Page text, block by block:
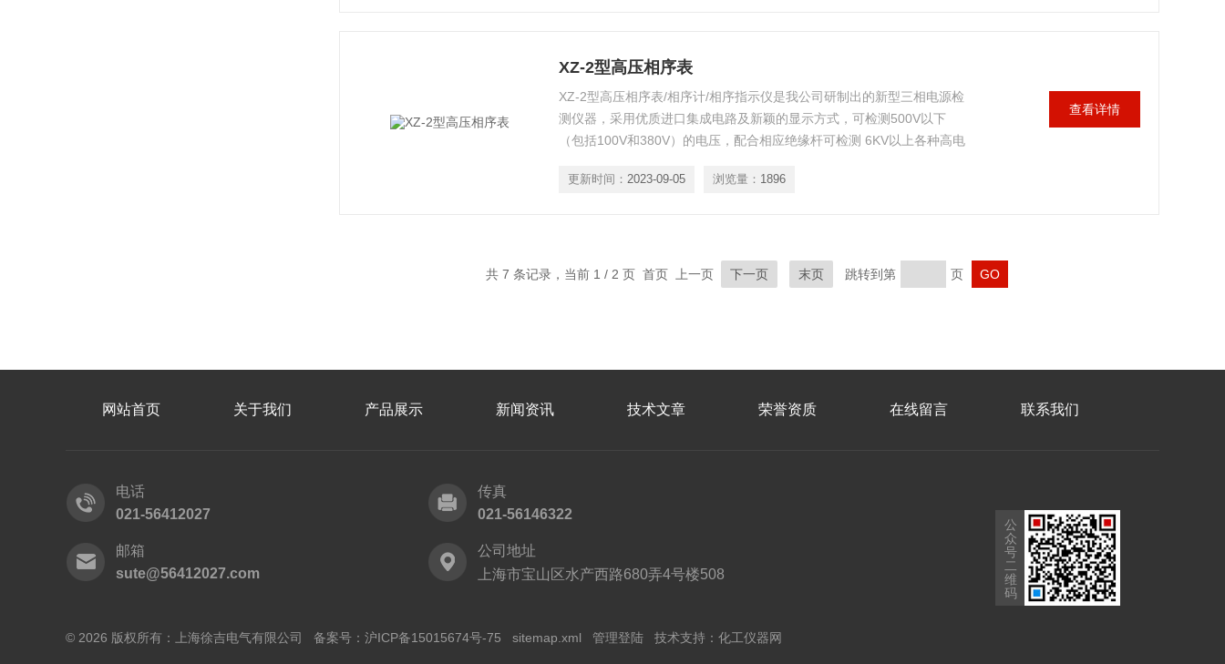
XZ-2型高压相序表
XZ-2型高压相序表/相序计/相序指示仪是我公司研制出的新型三相电源检
测仪器，采用优质进口集成电路及新颖的显示方式，可检测500V以下
（包括100V和380V）的电压，配合相应绝缘杆可检测 6KV以上各种高电
轻、使用简单、携带方便等特点。
更新时间： 2023-09-05 浏览量： 1896
查看详情
共 7 条记录，当前 1 / 2 页 首页 上一页 下一页 末页 跳转到第 页
网站首页 关于我们 产品展示 新闻资讯 技术文章 荣誉资质 在线留言 联系我们
电话
021-56412027
传真
021-56146322
邮箱
sute@56412027.com
公司地址
上海市宝山区水产西路680弄4号楼508
© 2026 版权所有：上海徐吉电气有限公司 备案号： 沪ICP备15015674号-75 sitemap.xml 管理登陆 技术支持： 化工仪器网
公
众
号
二
维
码